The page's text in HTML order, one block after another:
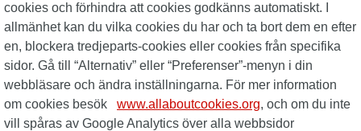
cookies och förhindra att cookies godkänns automatiskt. I
allmänhet kan du vilka cookies du har och ta bort dem en efter
en, blockera tredjeparts-cookies eller cookies från specifika
sidor. Gå till “Alternativ” eller “Preferenser”-menyn i din
webbläsare och ändra inställningarna. För mer information
om cookies besök www.allaboutcookies.org, och om du inte
vill spåras av Google Analytics över alla webbsidor